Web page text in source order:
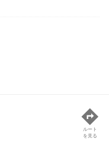
ルート
を見る